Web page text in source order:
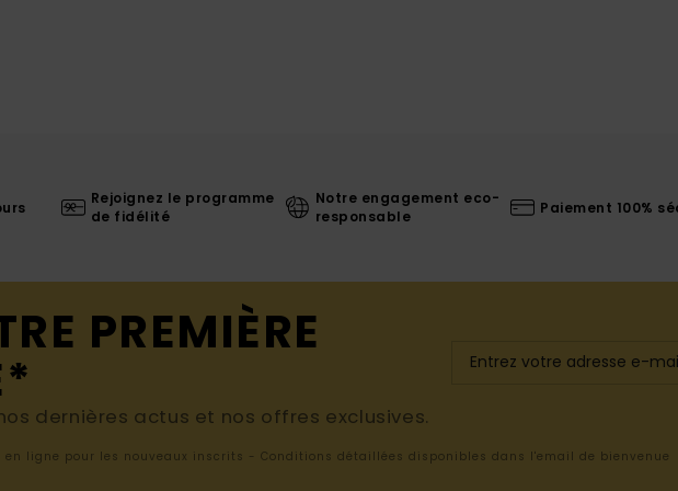
Rejoignez le programme
de fidélité
Notre engagement eco-
responsable
Paiement 100%
PREMIÈRE
dernières actus et nos offres exclusives.
en ligne pour les nouveaux inscrits - Conditions détaillées disponibles dans l'email de bienvenue